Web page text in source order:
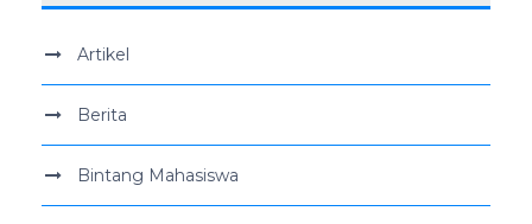
Artikel
Berita
Bintang Mahasiswa